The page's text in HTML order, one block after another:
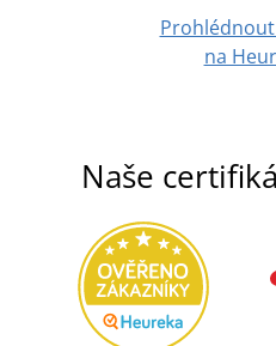
na
Naše